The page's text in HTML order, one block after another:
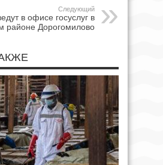
Следующий
в офисе госуслуг в
районе Дорогомилово